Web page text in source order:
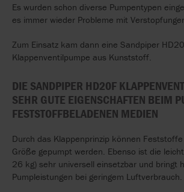
Es wurden schon diverse Pumpentypen
es immer wieder Probleme mit
Zum Einsatz kam dann eine Sandpiper
Klappenventilpumpe aus Kunststoff.
DIE SANDPIPER HD20F
SEHR GUTE EIGENSCHAFTEN BEIM
FESTSTOFFBELADENEN MEDIEN
Durch das Klappenprinzip können
Größe gepumpt werden. Ebenso ist die
26 kg) sehr universell einsetzbar und bringt
Pumpleistungen bei geringem Luftverbrauch.